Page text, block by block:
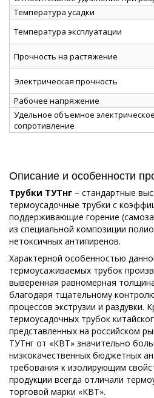
Температура усадки
Температура эксплуатации
Прочность на растяжение
Электрическая прочность
Рабочее напряжение
Удельное объемное электрическое
сопротивление
Описание и особенности
Трубки ТУТнг – стандартные
термоусадочные трубки с
поддерживающие горение
из специальной композиции
нетоксичных антипиренов.
Характерной особенностью
термоусаживаемых трубок
выверенная равномерная
благодаря тщательному
процессов экструзии и раздувки.
термоусадочных трубок
представленных на российском
ТУТнг от «КВТ» значительно
низкокачественных бюджетных
требования к изолирующим
продукции всегда отличали
торговой марки «КВТ».